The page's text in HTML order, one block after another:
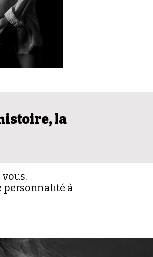
la
vous.
personnalité à